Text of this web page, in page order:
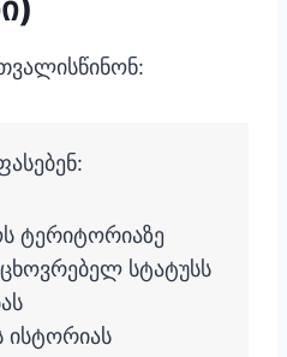
ტერიტორიაზე
სტატუსს
ისტორიას